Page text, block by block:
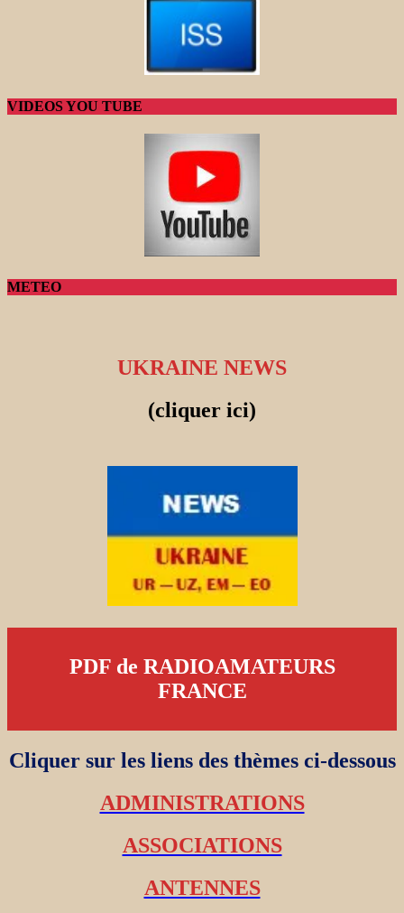
VIDEOS YOU TUBE
METEO
UKRAINE NEWS
(cliquer ici)
PDF de RADIOAMATEURS
FRANCE
Cliquer sur les liens des thèmes ci-dessous
ADMINISTRATIONS
ASSOCIATIONS
ANTENNES